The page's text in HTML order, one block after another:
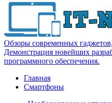
Обзоры современных
Демонстрация новейших
программного обеспечения.
Главная
Смартфоны